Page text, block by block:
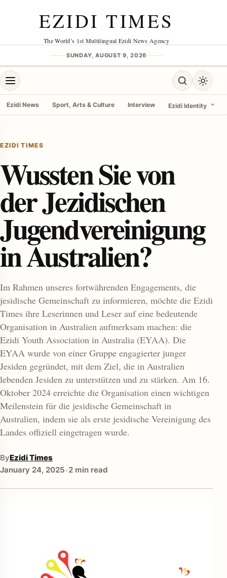
EZIDI TIMES
The World’s 1st Multilingual Ezidi News Agency
SUNDAY, AUGUST 9, 2026
Open menu Open search
Toggle
Ezidi News Sport, Arts & Culture Interview Ezidi Identity
EZIDI TIMES
Wussten Sie von
der Jezidischen
Jugendvereinigung
in Australien?
Im Rahmen unseres fortwährenden Engagements, die
jesidische Gemeinschaft zu informieren, möchte die Ezidi
Times ihre Leserinnen und Leser auf eine bedeutende
Organisation in Australien aufmerksam machen: die
Ezidi Youth Association in Australia (EYAA). Die
EYAA wurde von einer Gruppe engagierter junger
Jesiden gegründet, mit dem Ziel, die in Australien
lebenden Jesiden zu unterstützen und zu stärken. Am 16.
Oktober 2024 erreichte die Organisation einen wichtigen
Meilenstein für die jesidische Gemeinschaft in
Australien, indem sie als erste jesidische Vereinigung des
Landes offiziell eingetragen wurde.
ByEzidi Times
January 24, 2025•2 min read